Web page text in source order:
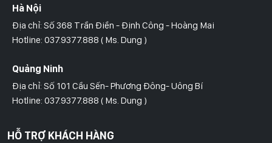
Hà Nội
Địa chỉ: Số 368 Trần Điền - Định Công - Hoàng Mai
Hotline: 037.9377.888 ( Ms. Dung )
Quảng Ninh
Địa chỉ: Số 101 Cầu Sến- Phương Đông- Uông Bí
Hotline: 037.9377.888 ( Ms. Dung )
Hồ Chí Minh
HỖ TRỢ KHÁCH HÀNG